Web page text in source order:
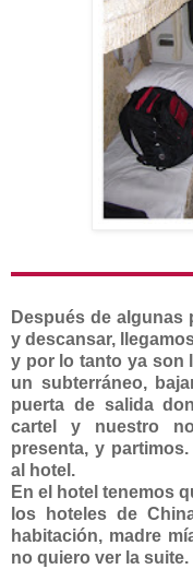
Después de algunas
y descansar,
y por lo tanto ya son
un subterráneo,
puerta de salida
cartel y nuestro
presenta, y
al hotel.
En el hotel tenemos
los hoteles de
habitación, madre
no quiero ver la